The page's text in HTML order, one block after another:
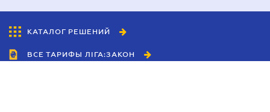
КАТАЛОГ РЕШЕНИЙ
ВСЕ ТАРИФЫ ЛІГА:ЗАКОН